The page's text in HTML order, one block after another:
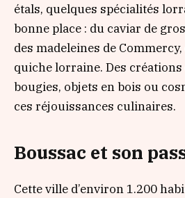
étals, quelques spécialités
bonne place : du caviar de
des madeleines de
quiche lorraine. Des
bougies, objets en bois ou
ces réjouissances culinaires.
Boussac et son
Cette ville d’environ 1.200